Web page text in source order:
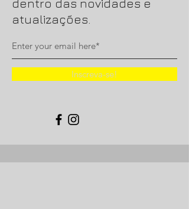
dentro das novidades e
atualizações.
Inscreva-se!